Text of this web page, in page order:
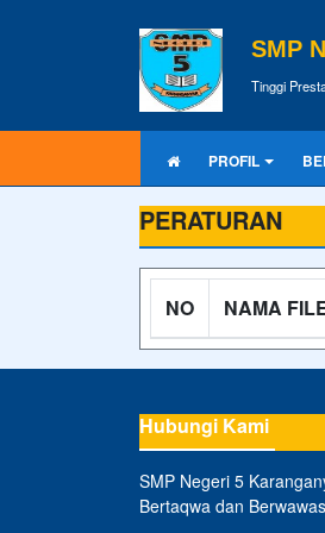
SMP
Tinggi
PROFIL
PERATURAN
NO NAMA
Hubungi Kami
SMP Negeri 5
Bertaqwa dan